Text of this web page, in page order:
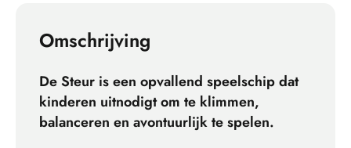
Omschrijving
De Steur is een opvallend speelschip dat
kinderen uitnodigt om te klimmen,
balanceren en avontuurlijk te spelen.